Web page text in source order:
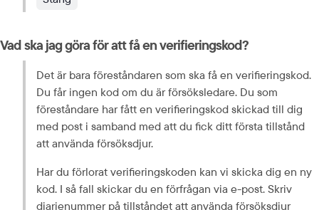
Vad ska jag göra för att få en verifieringskod?
Det är bara föreståndaren som ska få en verifieringskod.
Du får ingen kod om du är försöksledare. Du som
föreståndare har fått en verifieringskod skickad till dig
med post i samband med att du fick ditt första tillstånd
att använda försöksdjur.
Har du förlorat verifieringskoden kan vi skicka dig en ny
kod. I så fall skickar du en förfrågan via e-post. Skriv
diarienummer på tillståndet att använda försöksdjur